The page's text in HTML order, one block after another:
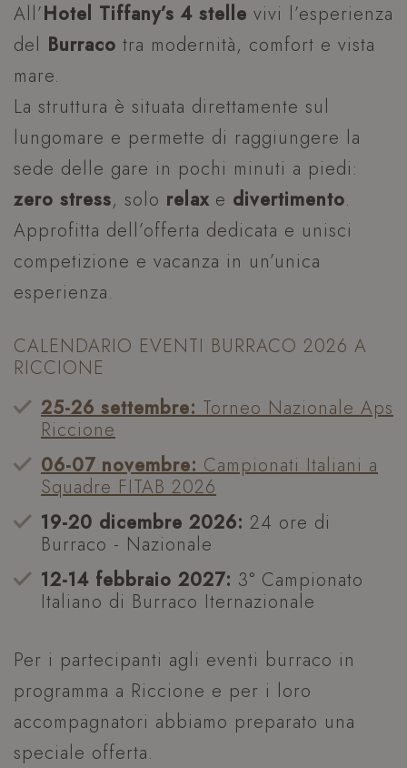
All’Hotel Tiffany’s 4 stelle vivi l’esperienza
del Burraco tra modernità, comfort e vista
mare.
La struttura è situata direttamente sul
lungomare e permette di raggiungere la
sede delle gare in pochi minuti a piedi:
zero stress, solo relax e divertimento.
Approfitta dell’offerta dedicata e unisci
competizione e vacanza in un’unica
esperienza.
CALENDARIO EVENTI BURRACO 2026 A
RICCIONE
25-26 settembre:Torneo Nazionale Aps
Riccione
06-07 novembre:Campionati Italiani a
Squadre FITAB 2026
19-20 dicembre 2026: 24 ore di
Burraco - Nazionale
12-14 febbraio 2027: 3° Campionato
Italiano di Burraco Iternazionale
Per i partecipanti agli eventi burraco in
programma a Riccione e per i loro
accompagnatori abbiamo preparato una
speciale offerta.